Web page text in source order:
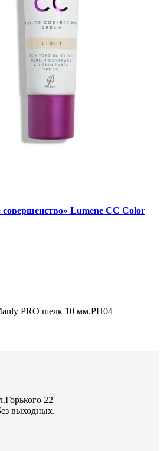
Lumene CC Color
PRO шелк 10 мм.РП04
22
выходных.